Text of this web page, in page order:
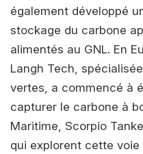
également développé
stockage du carbone
alimentés au GNL. En
Langh Tech,
vertes, a commencé à
capturer le carbone à
Maritime, Scorpio
qui explorent cette voie